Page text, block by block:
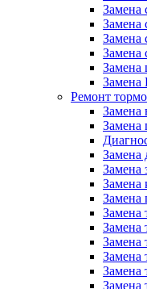
Замена
Замена
Замена
Замена
Замена
Ремонт
Замена
Замена
Замена
Замена
Замена
Замена
Замена
Замена
Замена
Замена
Замена
Замена